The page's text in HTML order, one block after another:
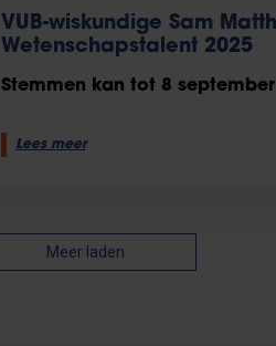
VUB-wiskundige Sam
Wetenschapstalent 2025
Stemmen kan tot 8 september
Lees meer
Meer laden